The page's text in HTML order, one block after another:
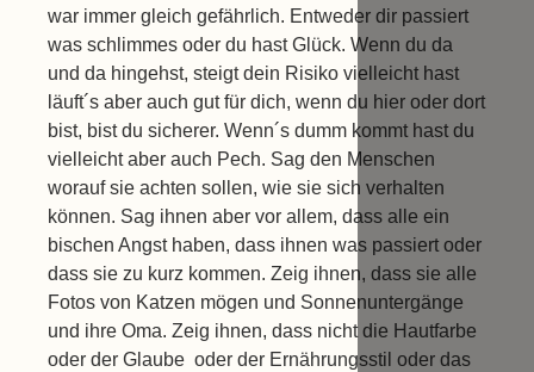
war immer gleich gefährlich. Entweder dir passiert
was schlimmes oder du hast Glück. Wenn du da
und da hingehst, steigt dein Risiko vielleicht hast
läuft´s aber auch gut für dich, wenn du hier oder dort
bist, bist du sicherer. Wenn´s dumm kommt hast du
vielleicht aber auch Pech. Sag den Menschen
worauf sie achten sollen, wie sie sich verhalten
können. Sag ihnen aber vor allem, dass alle ein
bischen Angst haben, dass ihnen was passiert oder
dass sie zu kurz kommen. Zeig ihnen, dass sie alle
Fotos von Katzen mögen und Sonnenuntergänge
und ihre Oma. Zeig ihnen, dass nicht die Hautfarbe
oder der Glaube oder der Ernährungsstil oder das